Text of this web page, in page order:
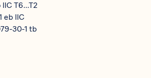
T6...T2
eb IIC
30-1 tb